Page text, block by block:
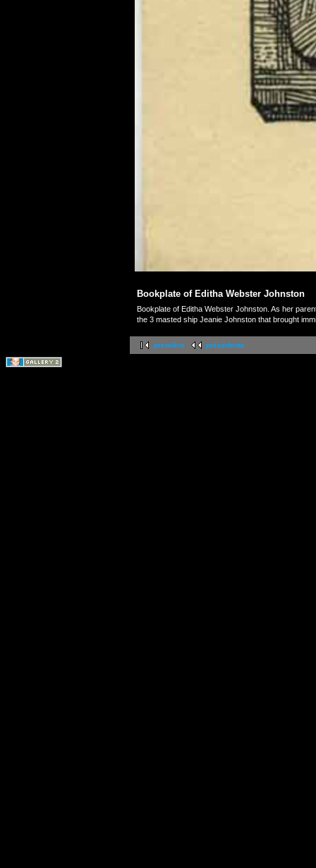
Bookplate of Editha Webster Johnston
Bookplate of Editha Webster Johnston. As her
the 3 masted ship Jeanie Johnston that brought
première précédente